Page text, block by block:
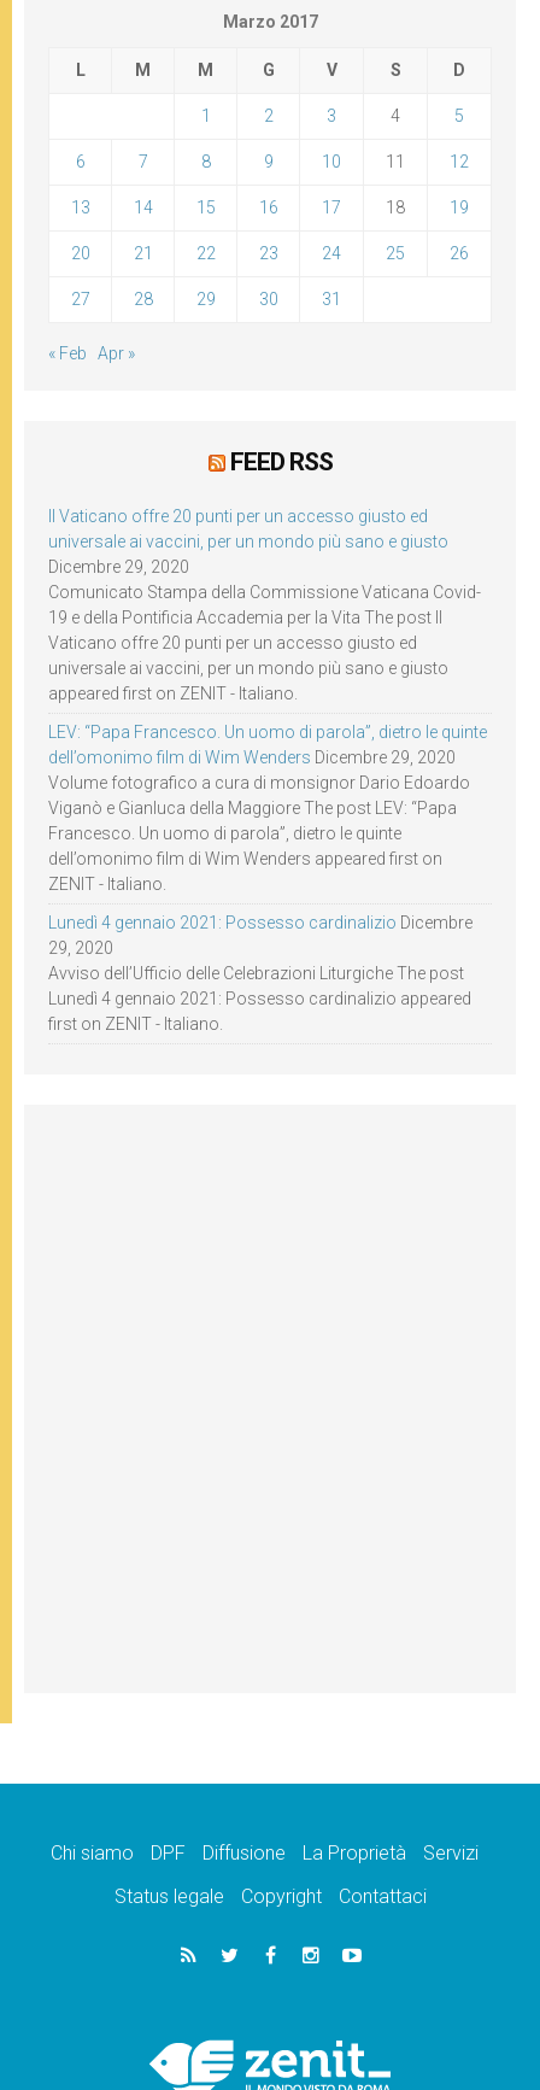
Marzo 2017
L M M G V S D
1 2 3 4 5
6 7 8 9 10 11 12
13 14 15 16 17 18 19
20 21 22 23 24 25 26
27 28 29 30 31
« Feb Apr »
FEED RSS
Il Vaticano offre 20 punti per un accesso giusto ed
universale ai vaccini, per un mondo più sano e giusto
Dicembre 29, 2020
Comunicato Stampa della Commissione Vaticana Covid-
19 e della Pontificia Accademia per la Vita The post Il
Vaticano offre 20 punti per un accesso giusto ed
universale ai vaccini, per un mondo più sano e giusto
appeared first on ZENIT - Italiano.
LEV: “Papa Francesco. Un uomo di parola”, dietro le quinte
dell’omonimo film di Wim Wenders Dicembre 29, 2020
Volume fotografico a cura di monsignor Dario Edoardo
Viganò e Gianluca della Maggiore The post LEV: “Papa
Francesco. Un uomo di parola”, dietro le quinte
dell’omonimo film di Wim Wenders appeared first on
ZENIT - Italiano.
Lunedì 4 gennaio 2021: Possesso cardinalizio Dicembre
29, 2020
Avviso dell’Ufficio delle Celebrazioni Liturgiche The post
Lunedì 4 gennaio 2021: Possesso cardinalizio appeared
first on ZENIT - Italiano.
Chi siamo DPF Diffusione La Proprietà
Servizi
Status legale
Copyright Contattaci